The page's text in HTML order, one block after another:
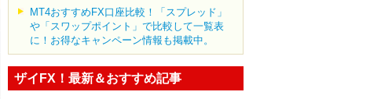
MT4おすすめFX口座比較！「スプレッド」
や「スワップポイント」で比較して一覧表
に！お得なキャンペーン情報も掲載中。
ザイFX！最新＆おすすめ記事